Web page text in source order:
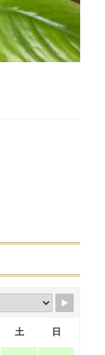
土 日